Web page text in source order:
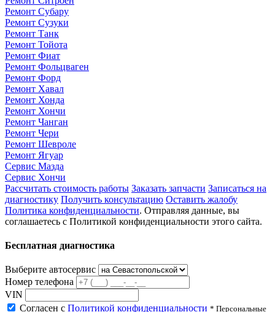
Ремонт Субару
Ремонт Сузуки
Ремонт Танк
Ремонт Тойота
Ремонт Фиат
Ремонт Фольцваген
Ремонт Форд
Ремонт Хавал
Ремонт Хонда
Ремонт Хончи
Ремонт Чанган
Ремонт Чери
Ремонт Шевроле
Ремонт Ягуар
Сервис Мазда
Сервис Хончи
Рассчитать стоимость работы Заказать запчасти Записаться на
диагностику Получить консультацию Оставить жалобу
Политика конфиденциальности. Отправляя данные, вы
соглашаетесь с Политикой конфиденциальности этого сайта.
Бесплатная диагностика
Выберите автосервис
Номер телефона
VIN
Согласен с Политикой конфиденциальности * Персональные